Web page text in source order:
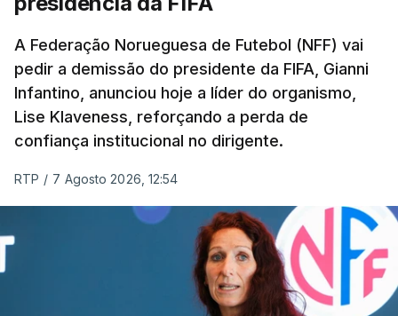
A Federação Norueguesa de Futebol (NFF) vai
pedir a demissão do presidente da FIFA, Gianni
Infantino, anunciou hoje a líder do organismo,
Lise Klaveness, reforçando a perda de
confiança institucional no dirigente.
RTP / 7 Agosto 2026, 12:54